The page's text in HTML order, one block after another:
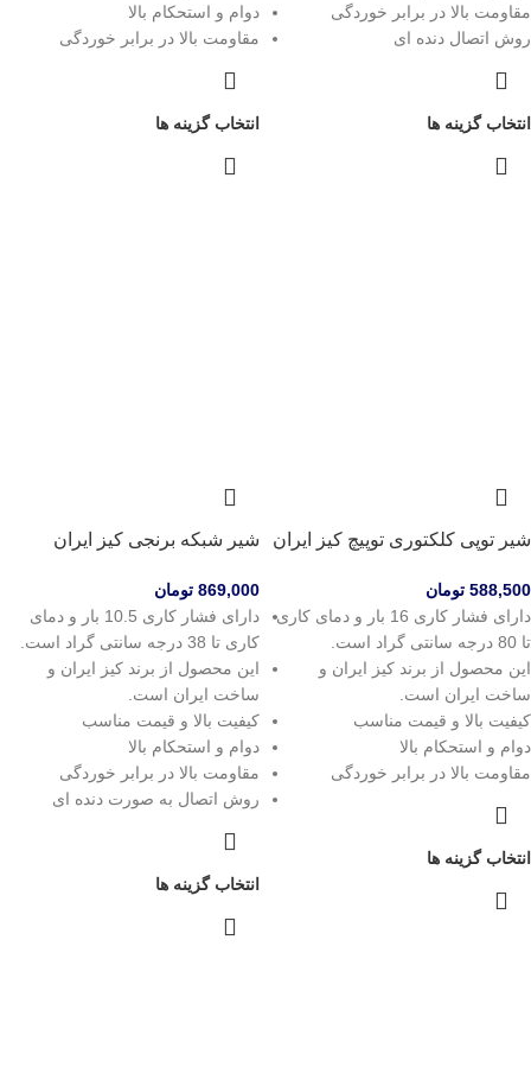
مقاومت بالا در برابر خوردگی
روش اتصال دنده ای
انتخاب گزینه ها
دوام و استحکام بالا
مقاومت بالا در برابر خوردگی
انتخاب گزینه ها
شیر توپی کلکتوری توپیچ کیز ایران
588,500 تومان
دارای فشار کاری 16 بار و دمای کاری
تا 80 درجه سانتی گراد است.
این محصول از برند کیز ایران و
ساخت ایران است.
کیفیت بالا و قیمت مناسب
دوام و استحکام بالا
مقاومت بالا در برابر خوردگی
انتخاب گزینه ها
شیر شبکه برنجی کیز ایران
869,000 تومان
دارای فشار کاری 10.5 بار و دمای
کاری تا 38 درجه سانتی گراد است.
این محصول از برند کیز ایران و
ساخت ایران است.
کیفیت بالا و قیمت مناسب
دوام و استحکام بالا
مقاومت بالا در برابر خوردگی
روش اتصال به صورت دنده ای
انتخاب گزینه ها